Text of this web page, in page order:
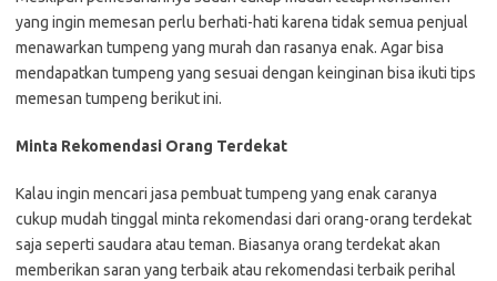
yang ingin memesan perlu berhati-hati karena tidak semua penjual
menawarkan tumpeng yang murah dan rasanya enak. Agar bisa
mendapatkan tumpeng yang sesuai dengan keinginan bisa ikuti tips
memesan tumpeng berikut ini.
Minta Rekomendasi Orang Terdekat
Kalau ingin mencari jasa pembuat tumpeng yang enak caranya
cukup mudah tinggal minta rekomendasi dari orang-orang terdekat
saja seperti saudara atau teman. Biasanya orang terdekat akan
memberikan saran yang terbaik atau rekomendasi terbaik perihal